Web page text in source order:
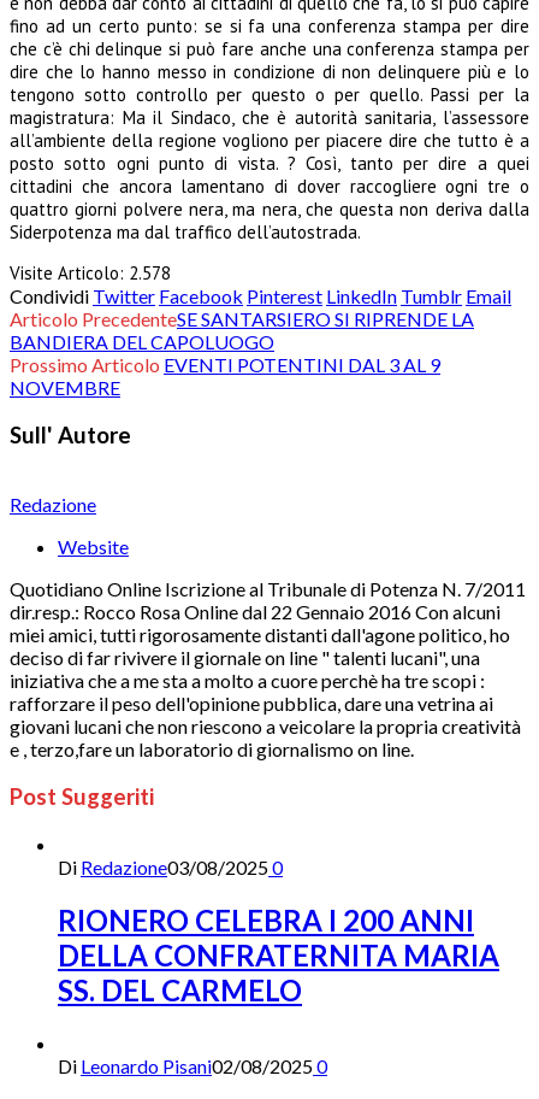
fino ad un certo punto: se si fa una conferenza stampa per dire
che c’è chi delinque si può fare anche una conferenza stampa per
dire che lo hanno messo in condizione di non delinquere più e lo
tengono sotto controllo per questo o per quello. Passi per la
magistratura: Ma il Sindaco, che è autorità sanitaria, l’assessore
all’ambiente della regione vogliono per piacere dire che tutto è a
posto sotto ogni punto di vista. ? Così, tanto per dire a quei
cittadini che ancora lamentano di dover raccogliere ogni tre o
quattro giorni polvere nera, ma nera, che questa non deriva dalla
Siderpotenza ma dal traffico dell’autostrada.
Visite Articolo: 2.578
Condividi Twitter Facebook Pinterest LinkedIn Tumblr Email
Articolo PrecedenteSE SANTARSIERO SI RIPRENDE LA
BANDIERA DEL CAPOLUOGO
Prossimo Articolo EVENTI POTENTINI DAL 3 AL 9
NOVEMBRE
Sull' Autore
Redazione
Website
Quotidiano Online Iscrizione al Tribunale di Potenza N. 7/2011
dir.resp.: Rocco Rosa Online dal 22 Gennaio 2016 Con alcuni
miei amici, tutti rigorosamente distanti dall'agone politico, ho
deciso di far rivivere il giornale on line " talenti lucani", una
iniziativa che a me sta a molto a cuore perchè ha tre scopi :
rafforzare il peso dell'opinione pubblica, dare una vetrina ai
giovani lucani che non riescono a veicolare la propria creatività
e , terzo,fare un laboratorio di giornalismo on line.
Post Suggeriti
Di Redazione03/08/20250
RIONERO CELEBRA I 200 ANNI
DELLA CONFRATERNITA MARIA
SS. DEL CARMELO
Di Leonardo Pisani02/08/20250